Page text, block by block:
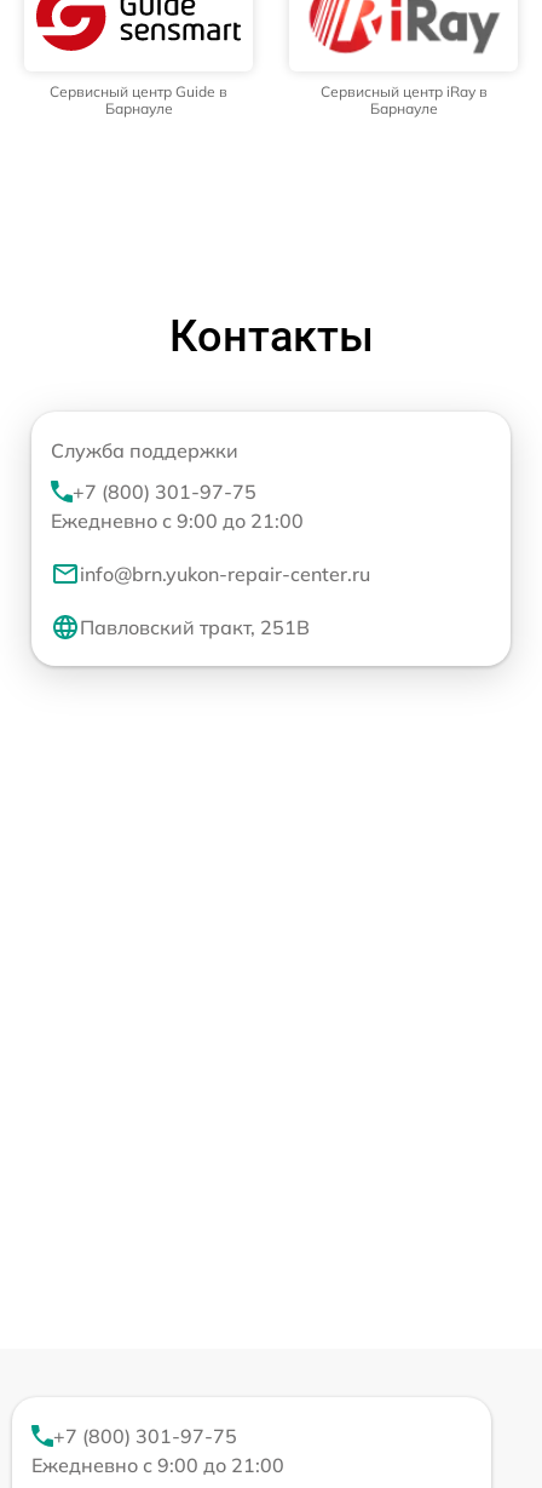
Сервисный центр Guide в
Барнауле
Сервисный центр iRay в
Барнауле
Контакты
Служба поддержки
+7 (800) 301-97-75
Ежедневно с 9:00 до 21:00
info@brn.yukon-repair-center.ru
Павловский тракт, 251В
+7 (800) 301-97-75
Ежедневно с 9:00 до 21:00